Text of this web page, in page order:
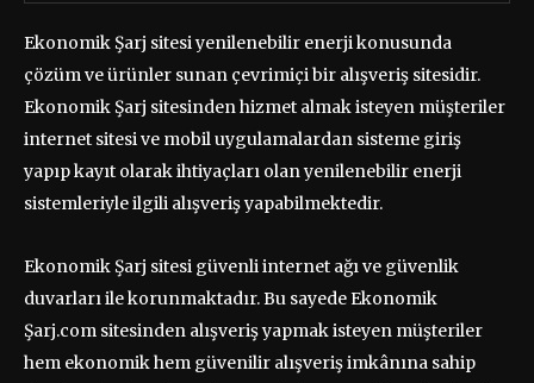
Ekonomik Şarj sitesi yenilenebilir enerji konusunda
çözüm ve ürünler sunan çevrimiçi bir alışveriş sitesidir.
Ekonomik Şarj sitesinden hizmet almak isteyen müşteriler
internet sitesi ve mobil uygulamalardan sisteme giriş
yapıp kayıt olarak ihtiyaçları olan yenilenebilir enerji
sistemleriyle ilgili alışveriş yapabilmektedir.
Ekonomik Şarj sitesi güvenli internet ağı ve güvenlik
duvarları ile korunmaktadır. Bu sayede Ekonomik
Şarj.com sitesinden alışveriş yapmak isteyen müşteriler
hem ekonomik hem güvenilir alışveriş imkânına sahip